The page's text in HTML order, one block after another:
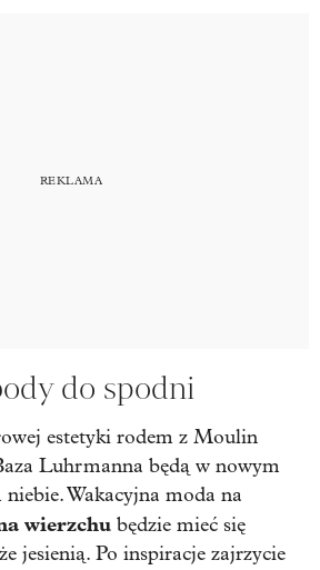
do spodni
estetyki rodem z Moulin
Luhrmanna będą w nowym
Wakacyjna moda na
wierzchu będzie mieć się
jesienią. Po inspiracje zajrzycie